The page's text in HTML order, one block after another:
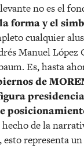
no es el
la forma y el
cualquier
és Manuel López
Es, hasta
de
de la
esto representa